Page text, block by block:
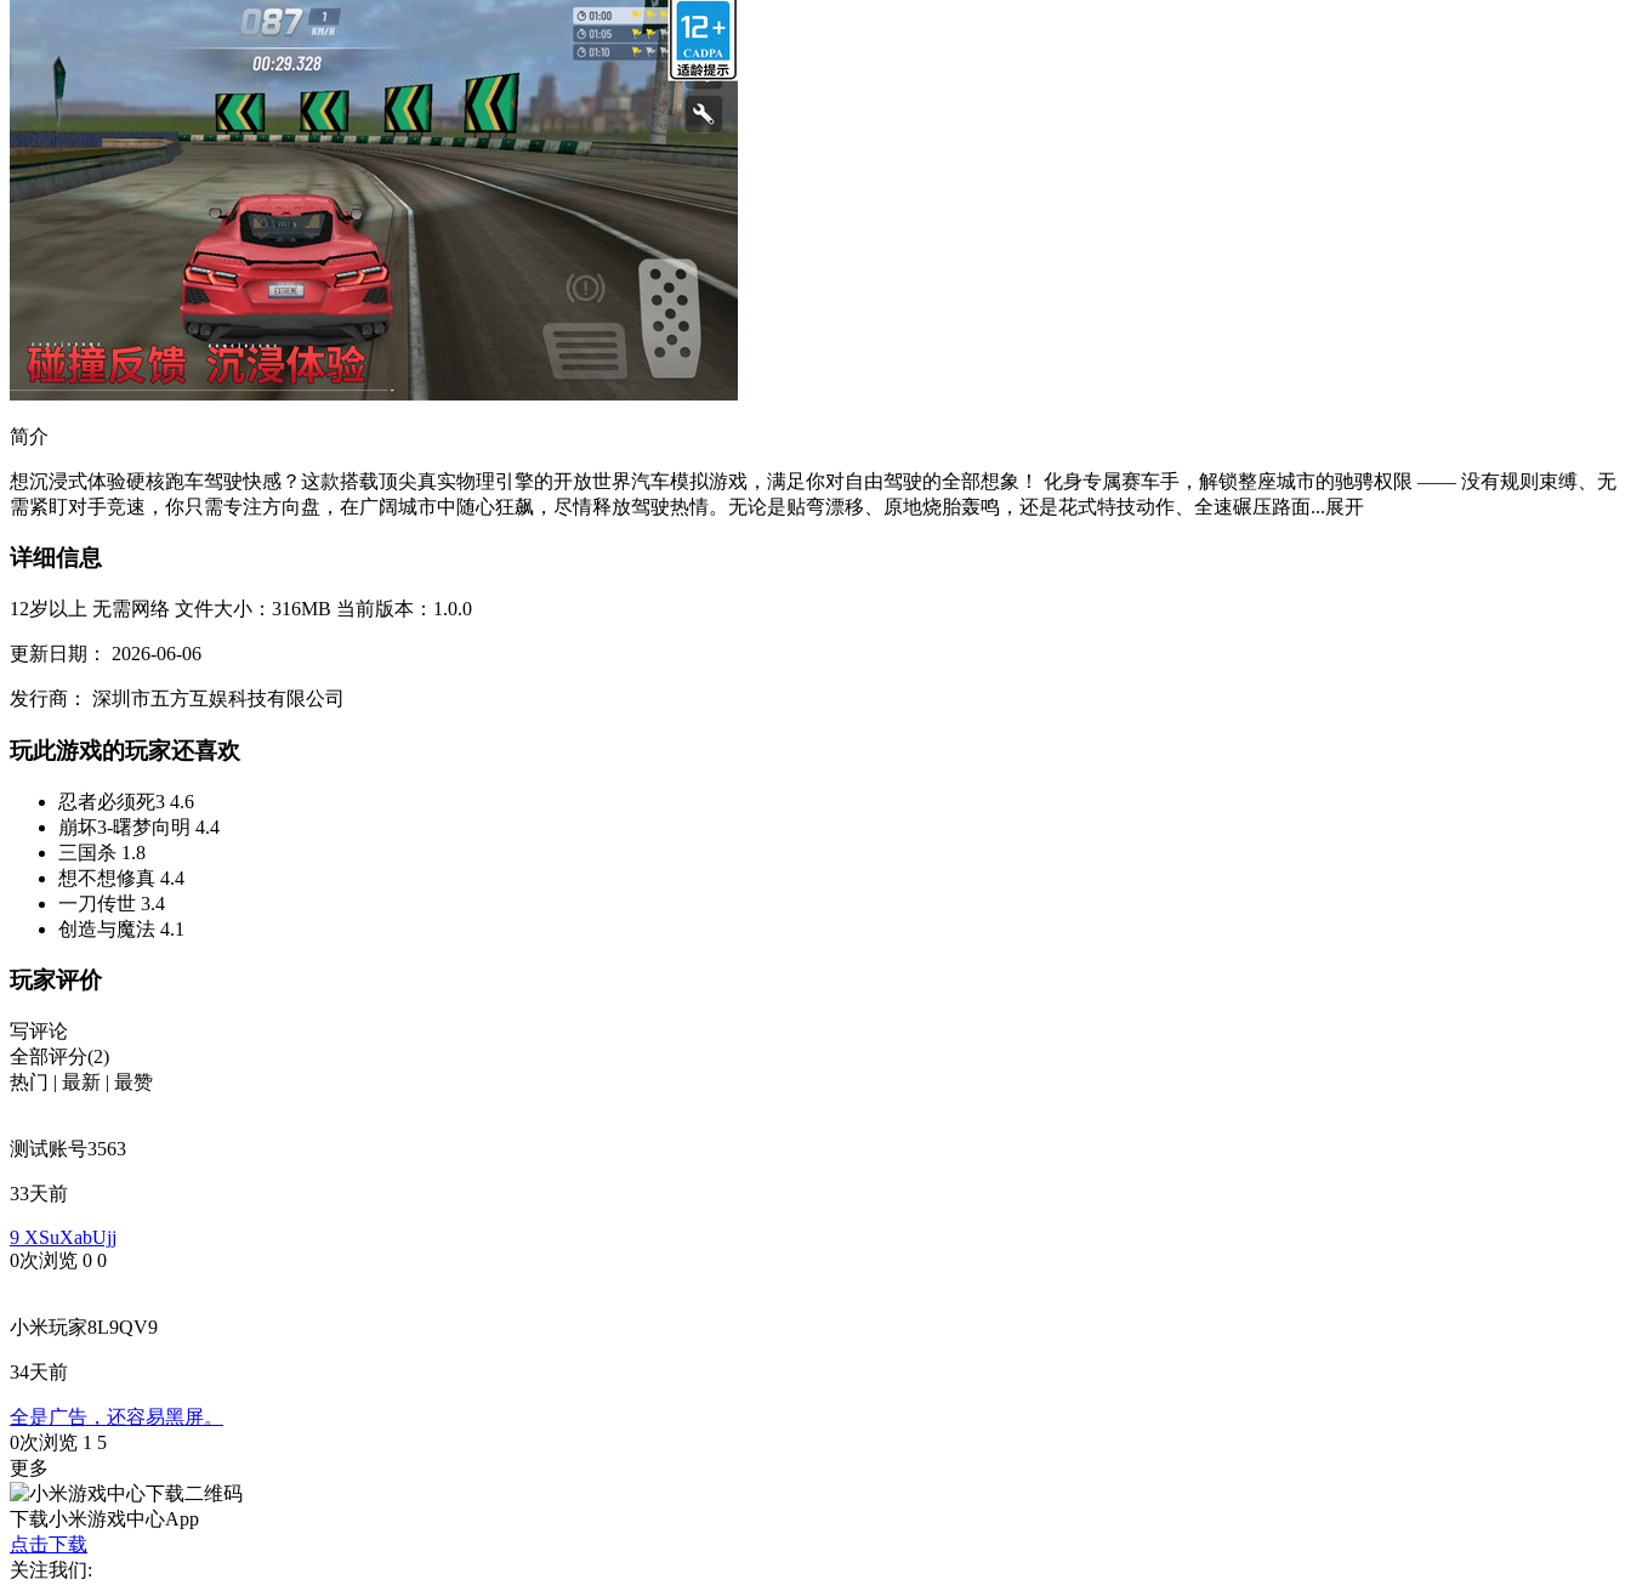
简介
想沉浸式体验硬核跑车驾驶快感？这款搭载顶尖真实物理引擎的开放世界汽车模拟游戏，满足你对自由驾驶的全部想象！ 化身专属赛车手，解锁整座城市的驰骋权限 —— 没有规则束缚、无
需紧盯对手竞速，你只需专注方向盘，在广阔城市中随心狂飙，尽情释放驾驶热情。无论是贴弯漂移、原地烧胎轰鸣，还是花式特技动作、全速碾压路面...展开
详细信息
12岁以上 无需网络 文件大小：316MB 当前版本：1.0.0
更新日期： 2026-06-06
发行商： 深圳市五方互娱科技有限公司
玩此游戏的玩家还喜欢
忍者必须死3 4.6
崩坏3-曙梦向明 4.4
三国杀 1.8
想不想修真 4.4
一刀传世 3.4
创造与魔法 4.1
玩家评价
写评论
全部评分(2)
热门 | 最新 | 最赞
测试账号3563
33天前
9 XSuXabUjj
0次浏览 0 0
小米玩家8L9QV9
34天前
全是广告，还容易黑屏。
0次浏览 1 5
更多
下载小米游戏中心App
点击下载
关注我们: